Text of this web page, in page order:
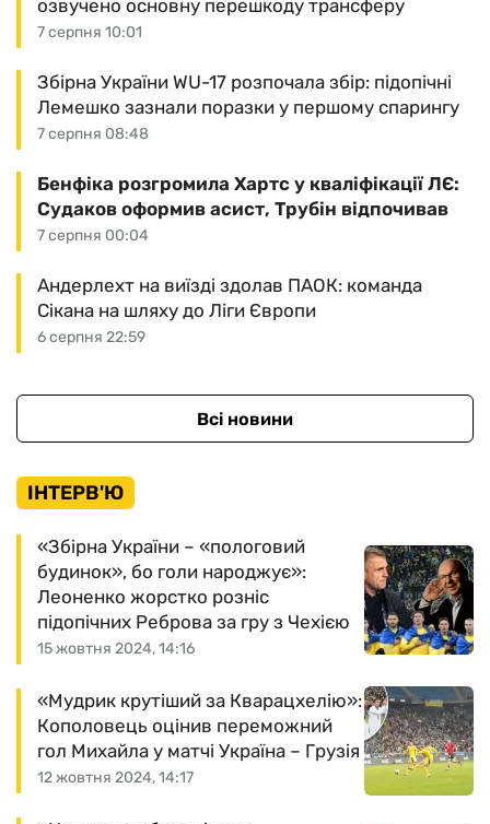
7 серпня 10:01
озвучено основну перешкоду трансферу
7 серпня 08:48
Збірна України WU-17 розпочала збір: підопічні
Лемешко зазнали поразки у першому спарингу
7 серпня 00:04
Бенфіка розгромила Хартс у кваліфікації ЛЄ:
Судаков оформив асист, Трубін відпочивав
6 серпня 22:59
Андерлехт на виїзді здолав ПАОК: команда
Сікана на шляху до Ліги Європи
Всі новини
ІНТЕРВ'Ю
15 жовтня 2024, 14:16
«Збірна України – «пологовий
будинок», бо голи народжує»:
Леоненко жорстко розніс
підопічних Реброва за гру з Чехією
12 жовтня 2024, 14:17
«Мудрик крутіший за Кварацхелію»:
Кополовець оцінив переможний
гол Михайла у матчі Україна – Грузія